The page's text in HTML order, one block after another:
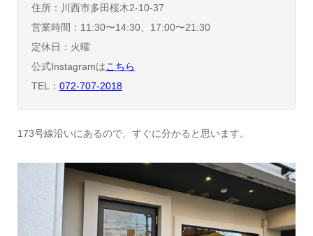
住所：川西市多田桜木2-10-37
営業時間：11:30〜14:30、17:00〜21:30
定休日：火曜
公式Instagramはこちら
TEL： 072-707-2018
173号線沿いにあるので、すぐに分かると思います。